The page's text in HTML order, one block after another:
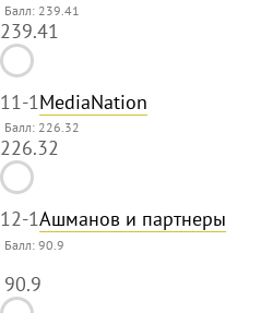
Балл: 239.41
239.41
11-1MediaNation
Балл: 226.32
226.32
12-1Ашманов и партнеры
Балл:90.9
90.9